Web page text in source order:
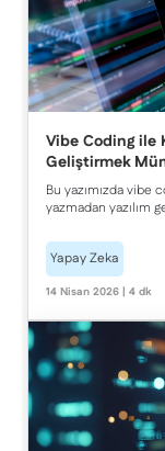
Vibe Coding ile
Geliştirmek
Bu yazımızda vibe
yazmadan
GitHub Copilot,
sunduğu hız
güvenlik,
bulundurulması
Yapay Zeka
14 Nisan 2026 | 4 dk